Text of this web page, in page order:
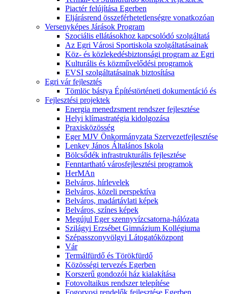
Piactér felújítása Egerben
Eljárásrend összeférhetetlenségre vonatkozóan
Versenyképes Járások Program
Szociális ellátásokhoz kapcsolódó szolgáltatá
Az Egri Városi Sportiskola szolgáltatásainak
Köz- és közlekedésbiztonsági program az Egri
Kulturális és közművelődési programok
EVSI szolgáltatásainak biztosítása
Egri vár fejlesztés
Tömlöc bástya Építéstörténeti dokumentáció és
Fejlesztési projektek
Energia menedzsment rendszer fejlesztése
Helyi klímastratégia kidolgozása
Praxisközösség
Eger MJV Önkormányzata Szervezetfejlesztése
Lenkey János Általános Iskola
Bölcsődék infrastrukturális fejlesztése
Fenntartható városfejlesztési programok
HerMAn
Belváros, hírlevelek
Belváros, közeli perspektíva
Belváros, madártávlati képek
Belváros, színes képek
Megújul Eger szennyvízcsatorna-hálózata
Szilágyi Erzsébet Gimnázium Kollégiuma
Szépasszonyvölgyi Látogatóközpont
Vár
Termálfürdő és Törökfürdő
Közösségi tervezés Egerben
Korszerű gondozói ház kialakítása
Fotovoltaikus rendszer telepítése
Fogorvosi rendelők fejlesztése Egerben